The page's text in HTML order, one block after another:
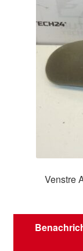
Venstre